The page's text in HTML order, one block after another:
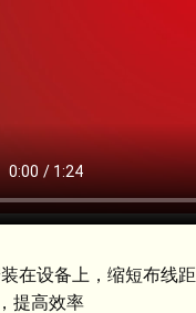
在设备上，缩短布线
提高效率